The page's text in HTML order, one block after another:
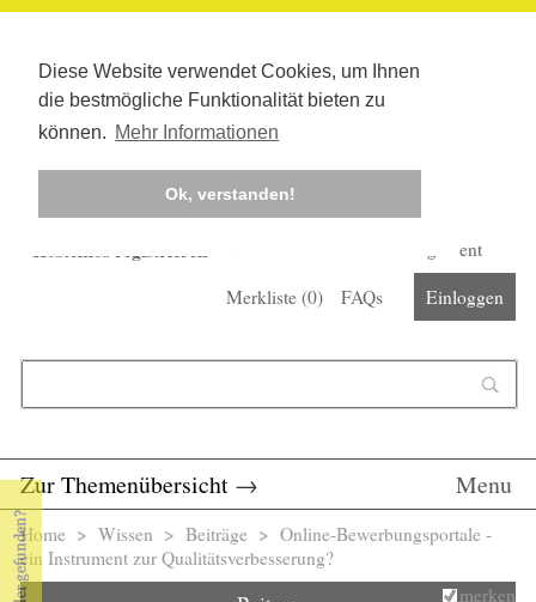
Diese Website verwendet Cookies, um Ihnen
die bestmögliche Funktionalität bieten zu
können. Mehr Informationen
Ok, verstanden!
Kostenlos registrieren
Corona-Management
Merkliste (0) FAQs Einloggen
Zur Themenübersicht → Menu
Sie sind hier
Home > Wissen > Beiträge > Online-Bewerbungsportale -
ein Instrument zur Qualitätsverbesserung?
merken